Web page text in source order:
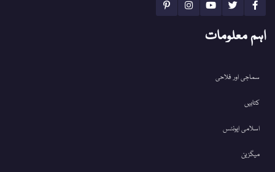
اہم معلومات
سماجی اور فلاحی
کتابیں
اسلامی ایونٹس
میگزین